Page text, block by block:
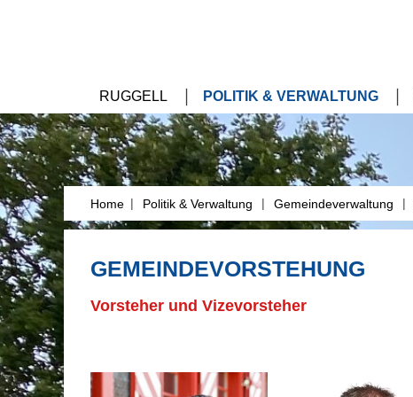
RUGGELL POLITIK & VERWALTUNG
Home | Politik & Verwaltung | Gemeindeverwaltung |
GEMEINDEVORSTEHUNG
Vorsteher und Vizevorsteher